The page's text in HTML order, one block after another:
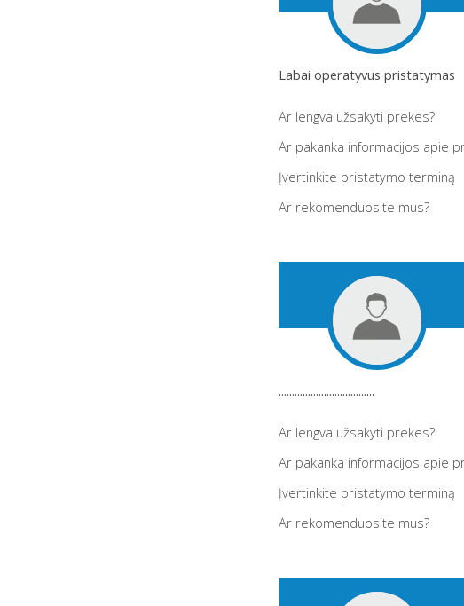
Labai operatyvus pristatymas
Ar lengva užsakyti prekes?
Ar pakanka informacijos apie
Įvertinkite pristatymo terminą
Ar rekomenduosite mus?
....................................
Ar lengva užsakyti prekes?
Ar pakanka informacijos apie
Įvertinkite pristatymo terminą
Ar rekomenduosite mus?